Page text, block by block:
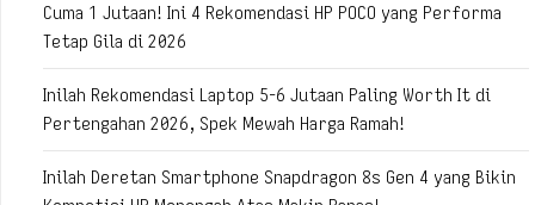
Cuma 1 Jutaan! Ini 4 Rekomendasi HP POCO yang Performa
Tetap Gila di 2026
Inilah Rekomendasi Laptop 5-6 Jutaan Paling Worth It di
Pertengahan 2026, Spek Mewah Harga Ramah!
Inilah Deretan Smartphone Snapdragon 8s Gen 4 yang Bikin